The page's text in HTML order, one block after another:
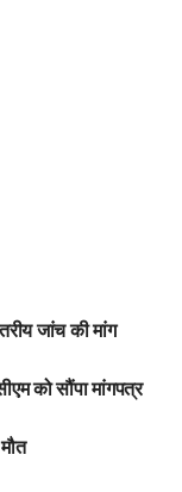
जांच की मांग
को सौंपा मांगपत्र